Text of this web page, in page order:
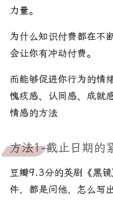
力量。
为什么知识付费都在不
会让你有冲动付费。
而能够促进你行为的情
愧疚感、认同感、成就
情感的方法
方法1-截止日期的
豆瓣9.3分的英剧《黑
件，都是问他，怎么写